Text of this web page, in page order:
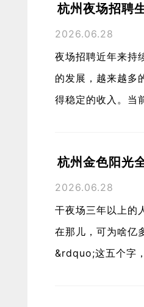
杭州夜场招聘
2026.06.28
夜场招聘近年来持
的发展，越来越多
得稳定的收入。当
杭州金色阳光
2026.06.28
干夜场三年以上
在那儿，可为啥亿
&rdquo;这五个字